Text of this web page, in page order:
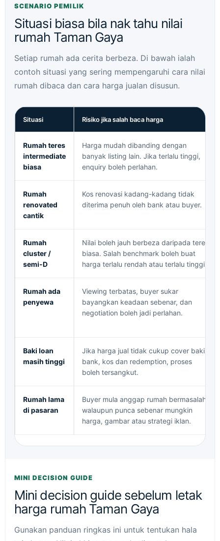
SCENARIO PEMILIK
Situasi biasa bila nak tahu nilai
rumah Taman Gaya
Setiap rumah ada cerita berbeza. Di bawah ialah
contoh situasi yang sering mempengaruhi cara nilai
rumah dibaca dan cara harga jualan disusun.
Situasi Risiko jika salah baca harga
Rumah teres
intermediate
biasa
Harga mudah dibanding dengan
banyak listing lain. Jika terlalu tinggi,
enquiry boleh perlahan.
Rumah
renovated
cantik
Kos renovasi kadang-kadang tidak
diterima penuh oleh bank atau buyer.
Rumah
cluster /
semi-D
Nilai boleh jauh berbeza daripada teres
biasa. Salah benchmark boleh buat
harga terlalu rendah atau terlalu tinggi.
Rumah ada
penyewa
Viewing terbatas, buyer sukar
bayangkan keadaan sebenar, dan
negotiation boleh jadi perlahan.
Baki loan
masih tinggi
Jika harga jual tidak cukup cover baki
bank, kos dan redemption, proses
boleh tersangkut.
Rumah lama
di pasaran
Buyer mula anggap rumah bermasalah
walaupun punca sebenar mungkin
harga, gambar atau strategi iklan.
MINI DECISION GUIDE
Mini decision guide sebelum letak
harga rumah Taman Gaya
Gunakan panduan ringkas ini untuk tentukan hala